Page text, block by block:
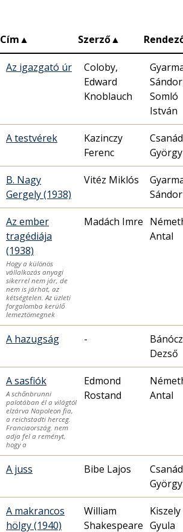
Cím▲ Szerző▲
Az igazgató úr
Coloby,
Edward
Knoblauch
Somló
István
A testvérek
Kazinczy
Ferenc
György
B. Nagy
Gergely (1938)
Vitéz Miklós
Sándor
Az ember
tragédiája
(1938)
Hogy a különös
vállalkozás anyagi
sikerrel nem jár, de
nem is járhat, az
kétségtelen. Az üzleti
forgalomba kerülő
lemeztömegnek
Madách Imre
Antal
A hazugság -
Dezső
A sasfiók
A schőnbrunni
palotában él a világtól
elzárva Napoleon fia,
a reichstadti herceg.
Franciaország. nem
adja fel a reményt,
hogy a
Edmond
Rostand
Antal
A juss Bibe Lajos
György
A makrancos
hölgy (1940)
William
Shakespeare
Kiszely
Gyula